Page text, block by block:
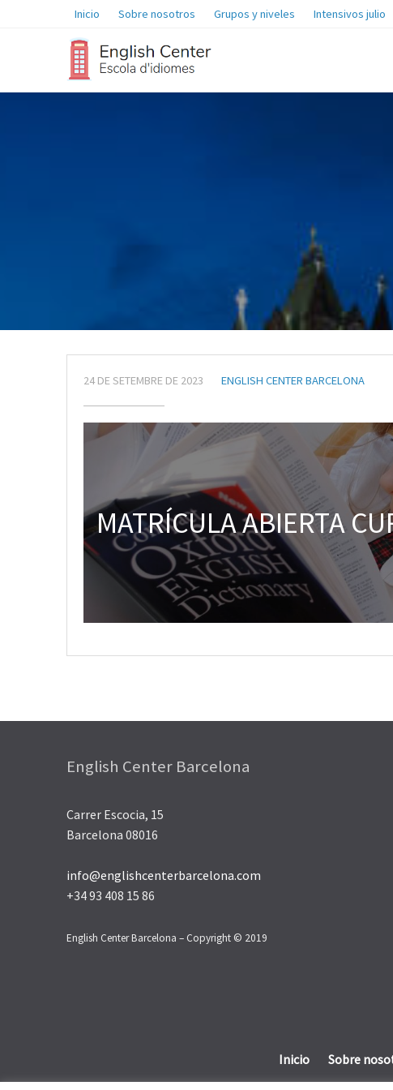
Inicio Sobre nosotros Grupos y niveles Intensivos julio
24 DE SETEMBRE DE 2023 ENGLISH CENTER BARCELONA
MATRÍCULA ABIERTA
English Center Barcelona
Carrer Escocia, 15
Barcelona 08016
info@englishcenterbarcelona.com
+34 93 408 15 86
English Center Barcelona – Copyright © 2019
Inicio Sobre